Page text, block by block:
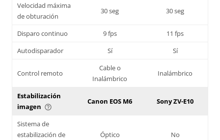
Velocidad máxima
de obturación
30 seg 30 seg
Disparo continuo 9 fps
11 fps
Autodisparador
Sí Sí
Control remoto
Cable o
Inalámbrico
Inalámbrico
Estabilización
imagen help_outline
Canon EOS M6 Sony ZV-E10
Sistema de
estabilización de
Óptico No